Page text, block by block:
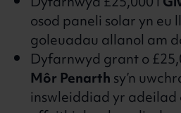
osod paneli solar yn eu
goleuadau allanol am
Dyfarnwyd grant o
Môr Penarthsy’n
inswleiddiad yr